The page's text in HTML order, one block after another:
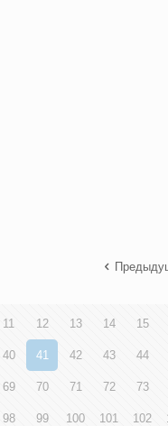
11 12 13 14 15
40 41 42 43 44
69 70 71 72 73
98 99 100 101 102